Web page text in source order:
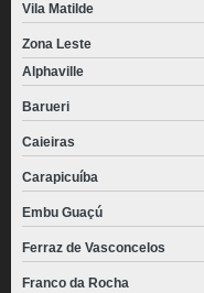
Vila Matilde
Zona Leste
Alphaville
Barueri
Caieiras
Carapicuíba
Embu Guaçú
Ferraz de Vasconcelos
Franco da Rocha